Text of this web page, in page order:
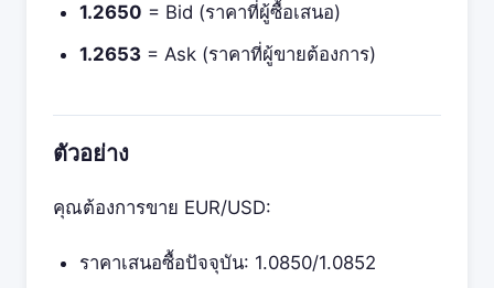
1.2650 = Bid (ราคาที่ผู้ซื้อเสนอ)
1.2653 = Ask (ราคาที่ผู้ขายต้องการ)
ตัวอย่าง
คุณต้องการขาย EUR/USD:
ราคาเสนอซื้อปัจจุบัน: 1.0850/1.0852